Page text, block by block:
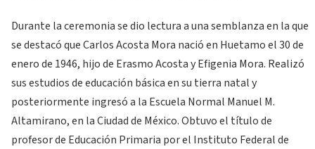
Durante la ceremonia se dio lectura a una semblanza en la que
se destacó que Carlos Acosta Mora nació en Huetamo el 30 de
enero de 1946, hijo de Erasmo Acosta y Efigenia Mora. Realizó
sus estudios de educación básica en su tierra natal y
posteriormente ingresó a la Escuela Normal Manuel M.
Altamirano, en la Ciudad de México. Obtuvo el título de
profesor de Educación Primaria por el Instituto Federal de